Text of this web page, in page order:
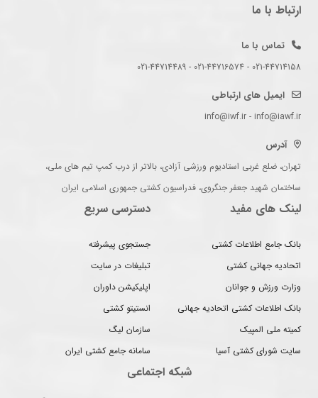
ارتباط با ما
تماس با ما
021-44714158 - 021-44716574 - 021-44714489
ایمیل های ارتباطی
info@iwf.ir - info@iawf.ir
آدرس
تهران، ضلع غربی استادیوم ورزشی آزادی، بالاتر از درب کمپ تیم های ملی،
ساختمان شهید جعفر جنگروی، فدراسیون کشتی جمهوری اسلامی ایران
لینک های مفید
بانک جامع اطلاعات کشتی
اتحادیه جهانی کشتی
وزارت ورزش و جوانان
بانک اطلاعات کشتی اتحادیه جهانی
کمیته ملی المپیک
سایت شورای کشتی آسیا
دسترسی سریع
جستجوی پیشرفته
تبلیغات در سایت
اپلیکیشن داوران
انستیتو کشتی
سازمان لیگ
سامانه جامع کشتی ایران
شبکه اجتماعی